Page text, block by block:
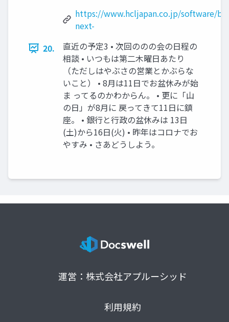
https://www.hcljapan.co.jp/software/
next-
20.
直近の予定3 • 次回ののの会の日程の
相談 • いつもは第二木曜日あたり
（ただしはやぶさの営業とかぶらな
いこと） • 8月は11日でお盆休みが始
ま ってるのかわからん。 • 更に「山
の日」が8月に 戻ってきて11日に鎮
座。 • 銀行と行政の盆休みは 13日
(土)から16日(火) • 昨年はコロナでお
やすみ • さあどうしよう。
運営：株式会社アプルーシッド
利用規約